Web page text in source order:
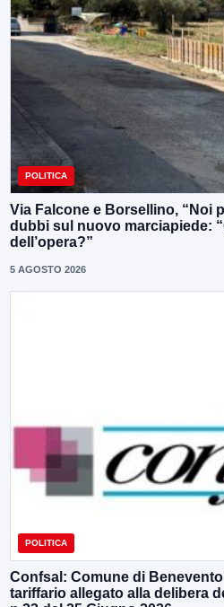
POLITICA
Via Falcone e Borsellino, “Noi
dubbi sul nuovo marciapiede:
dell’opera?”
5 AGOSTO 2026
POLITICA
Confsal: Comune di
tariffario allegato alla delibera